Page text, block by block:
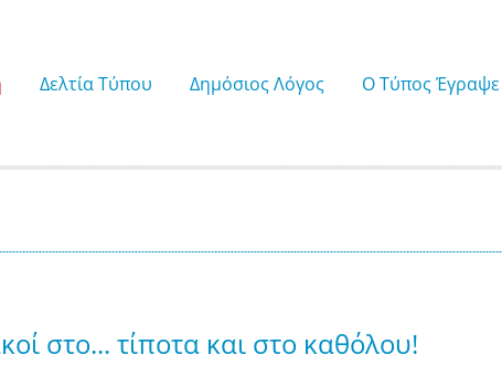
Δελτία Τύπου Δημόσιος Λόγος Ο Τύπος Έγραψε
στο... τίποτα και στο καθόλου!